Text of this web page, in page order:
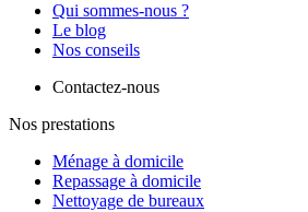
Qui sommes-nous ?
Le blog
Nos conseils
Contactez-nous
Nos prestations
Ménage à domicile
Repassage à domicile
Nettoyage de bureaux